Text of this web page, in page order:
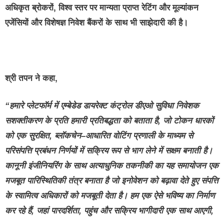
अधिकृत ब्रोकरों, विश्व स्तर पर मान्यता प्राप्त रेटिंग और मूल्यांकन
एजेंसियों और विशेषज्ञ निवेश बैंकरों के साथ भी साझेदारी की है।
श्री तपनने कहा,
“हमारे प्लेटफॉर्म में एम्बेडेड डायरेक्ट कंट्रोल डीएओ सुविधा निवेशक
सशक्तीकरण के प्रति हमारी प्रतिबद्धता कोबताता है, जो टोकन धारकों
को एक सुरक्षित, ब्लॉकचेन–आधारित वोटिंग प्रणाली के माध्यम से
परिसंपत्ति प्रबंधन निर्णयों में सक्रिय रूप से भाग लेने में सक्षम बनाती है।
कानूनी इंजीनियरिंग के साथ अत्याधुनिक तकनीकी का यह समायोजन एक
मजबूत पारिस्थितिकी तंत्र बनाता है जो इनोवेशन को बढ़ावा देते हुए संपत्ति
के स्वामित्व अधिकारों कोमजबूती देताहै। हम एक ऐसे भविष्य कानिर्माण
कर रहे हैं, जहां पारदर्शिता, पहुंच और सक्रिय भागीदारी एक साथ आएगी,